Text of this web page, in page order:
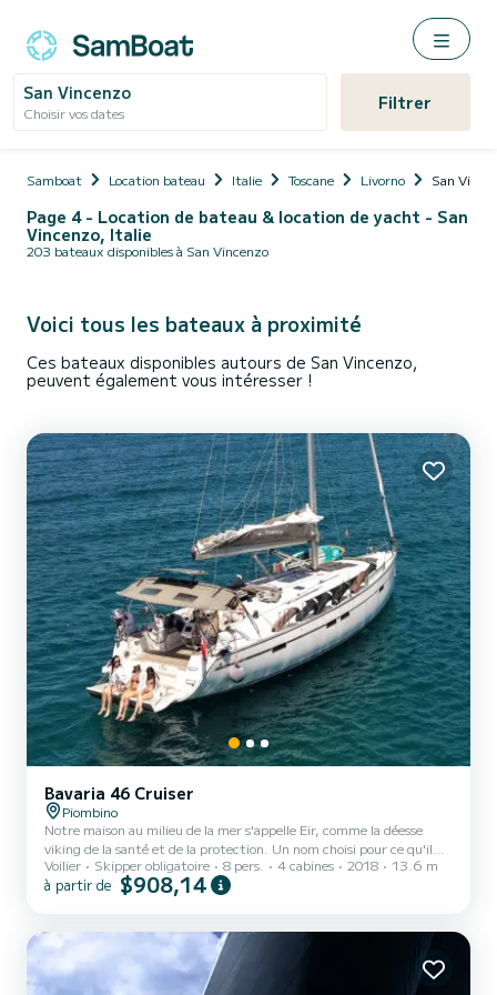
San Vincenzo
Choisir vos dates Filtrer
Samboat Location bateau Italie Toscane Livorno San
Page 4 - Location de bateau & location de yacht - San
Vincenzo, Italie
203 bateaux disponibles à San Vincenzo
Voici tous les bateaux à proximité
Ces bateaux disponibles autours de San Vincenzo,
peuvent également vous intéresser !
Bavaria 46 Cruiser
Piombino
Notre maison au milieu de la mer s'appelle Eir, comme la déesse
viking de la santé et de la protection. Un nom choisi pour ce qu'il
représente: sécurité, bien-être et harmonie avec la mer. Eir est un
Bavaria Cruiser 46 lancé en 2018, conçu pour offrir le parfait
transforme, au besoin, en un lit double supplémentaire. À bord,
vous trouverez un onduleur de 5...
Voilier Skipper obligatoire 8 pers. 4 cabines 2018 13.6 m
à partir de $908,14